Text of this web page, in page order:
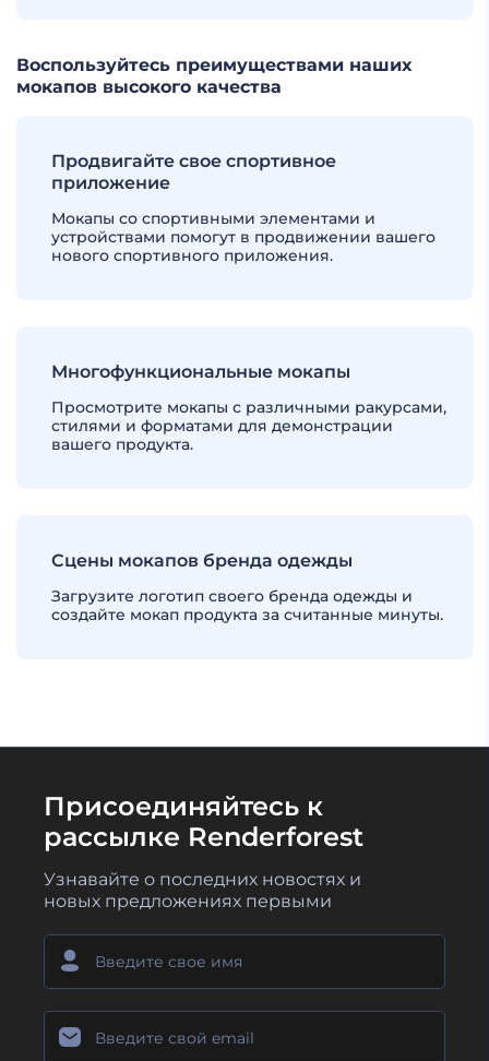
Воспользуйтесь преимуществами наших
мокапов высокого качества
Продвигайте свое спортивное
приложение
Мокапы со спортивными элементами и
устройствами помогут в продвижении вашего
нового спортивного приложения.
Многофункциональные мокапы
Просмотрите мокапы с различными ракурсами,
стилями и форматами для демонстрации
вашего продукта.
Сцены мокапов бренда одежды
Загрузите логотип своего бренда одежды и
создайте мокап продукта за считанные минуты.
Присоединяйтесь к
рассылке Renderforest
Узнавайте о последних новостях и
новых предложениях первыми